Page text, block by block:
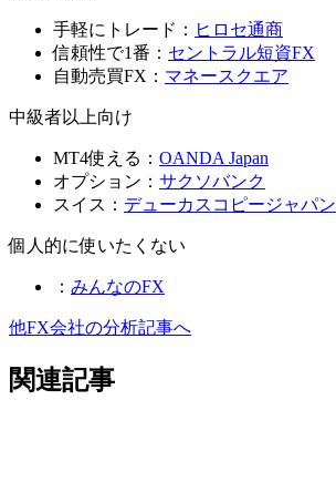
手軽にトレード： ヒロセ通商
信頼性で1番： セントラル短資FX
自動売買FX： マネースクエア
中級者以上向け
MT4使える： OANDA Japan
オプション： サクソバンク
スイス： デューカスコピージャパン
個人的に使いたくない
： みんなのFX
他FX会社の分析記事へ
関連記事